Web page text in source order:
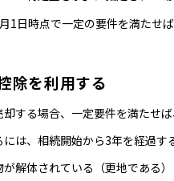
1日時点で一定の要件を満たせ
除を利用する
する場合、一定要件を満たせ
は、相続開始から3年を経過す
解体されている（更地である